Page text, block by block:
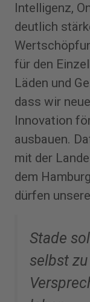
Intelligenz,
deutlich
für den
Läden und
dass wir
Innovation
ausbauen.
mit der
dem
dürfen
Stade
selbst